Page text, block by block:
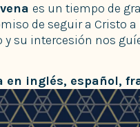
es un tiempo de
de seguir a Cristo
y su intercesión nos
en inglés, español,